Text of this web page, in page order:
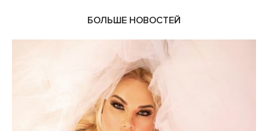
БОЛЬШЕ НОВОСТЕЙ